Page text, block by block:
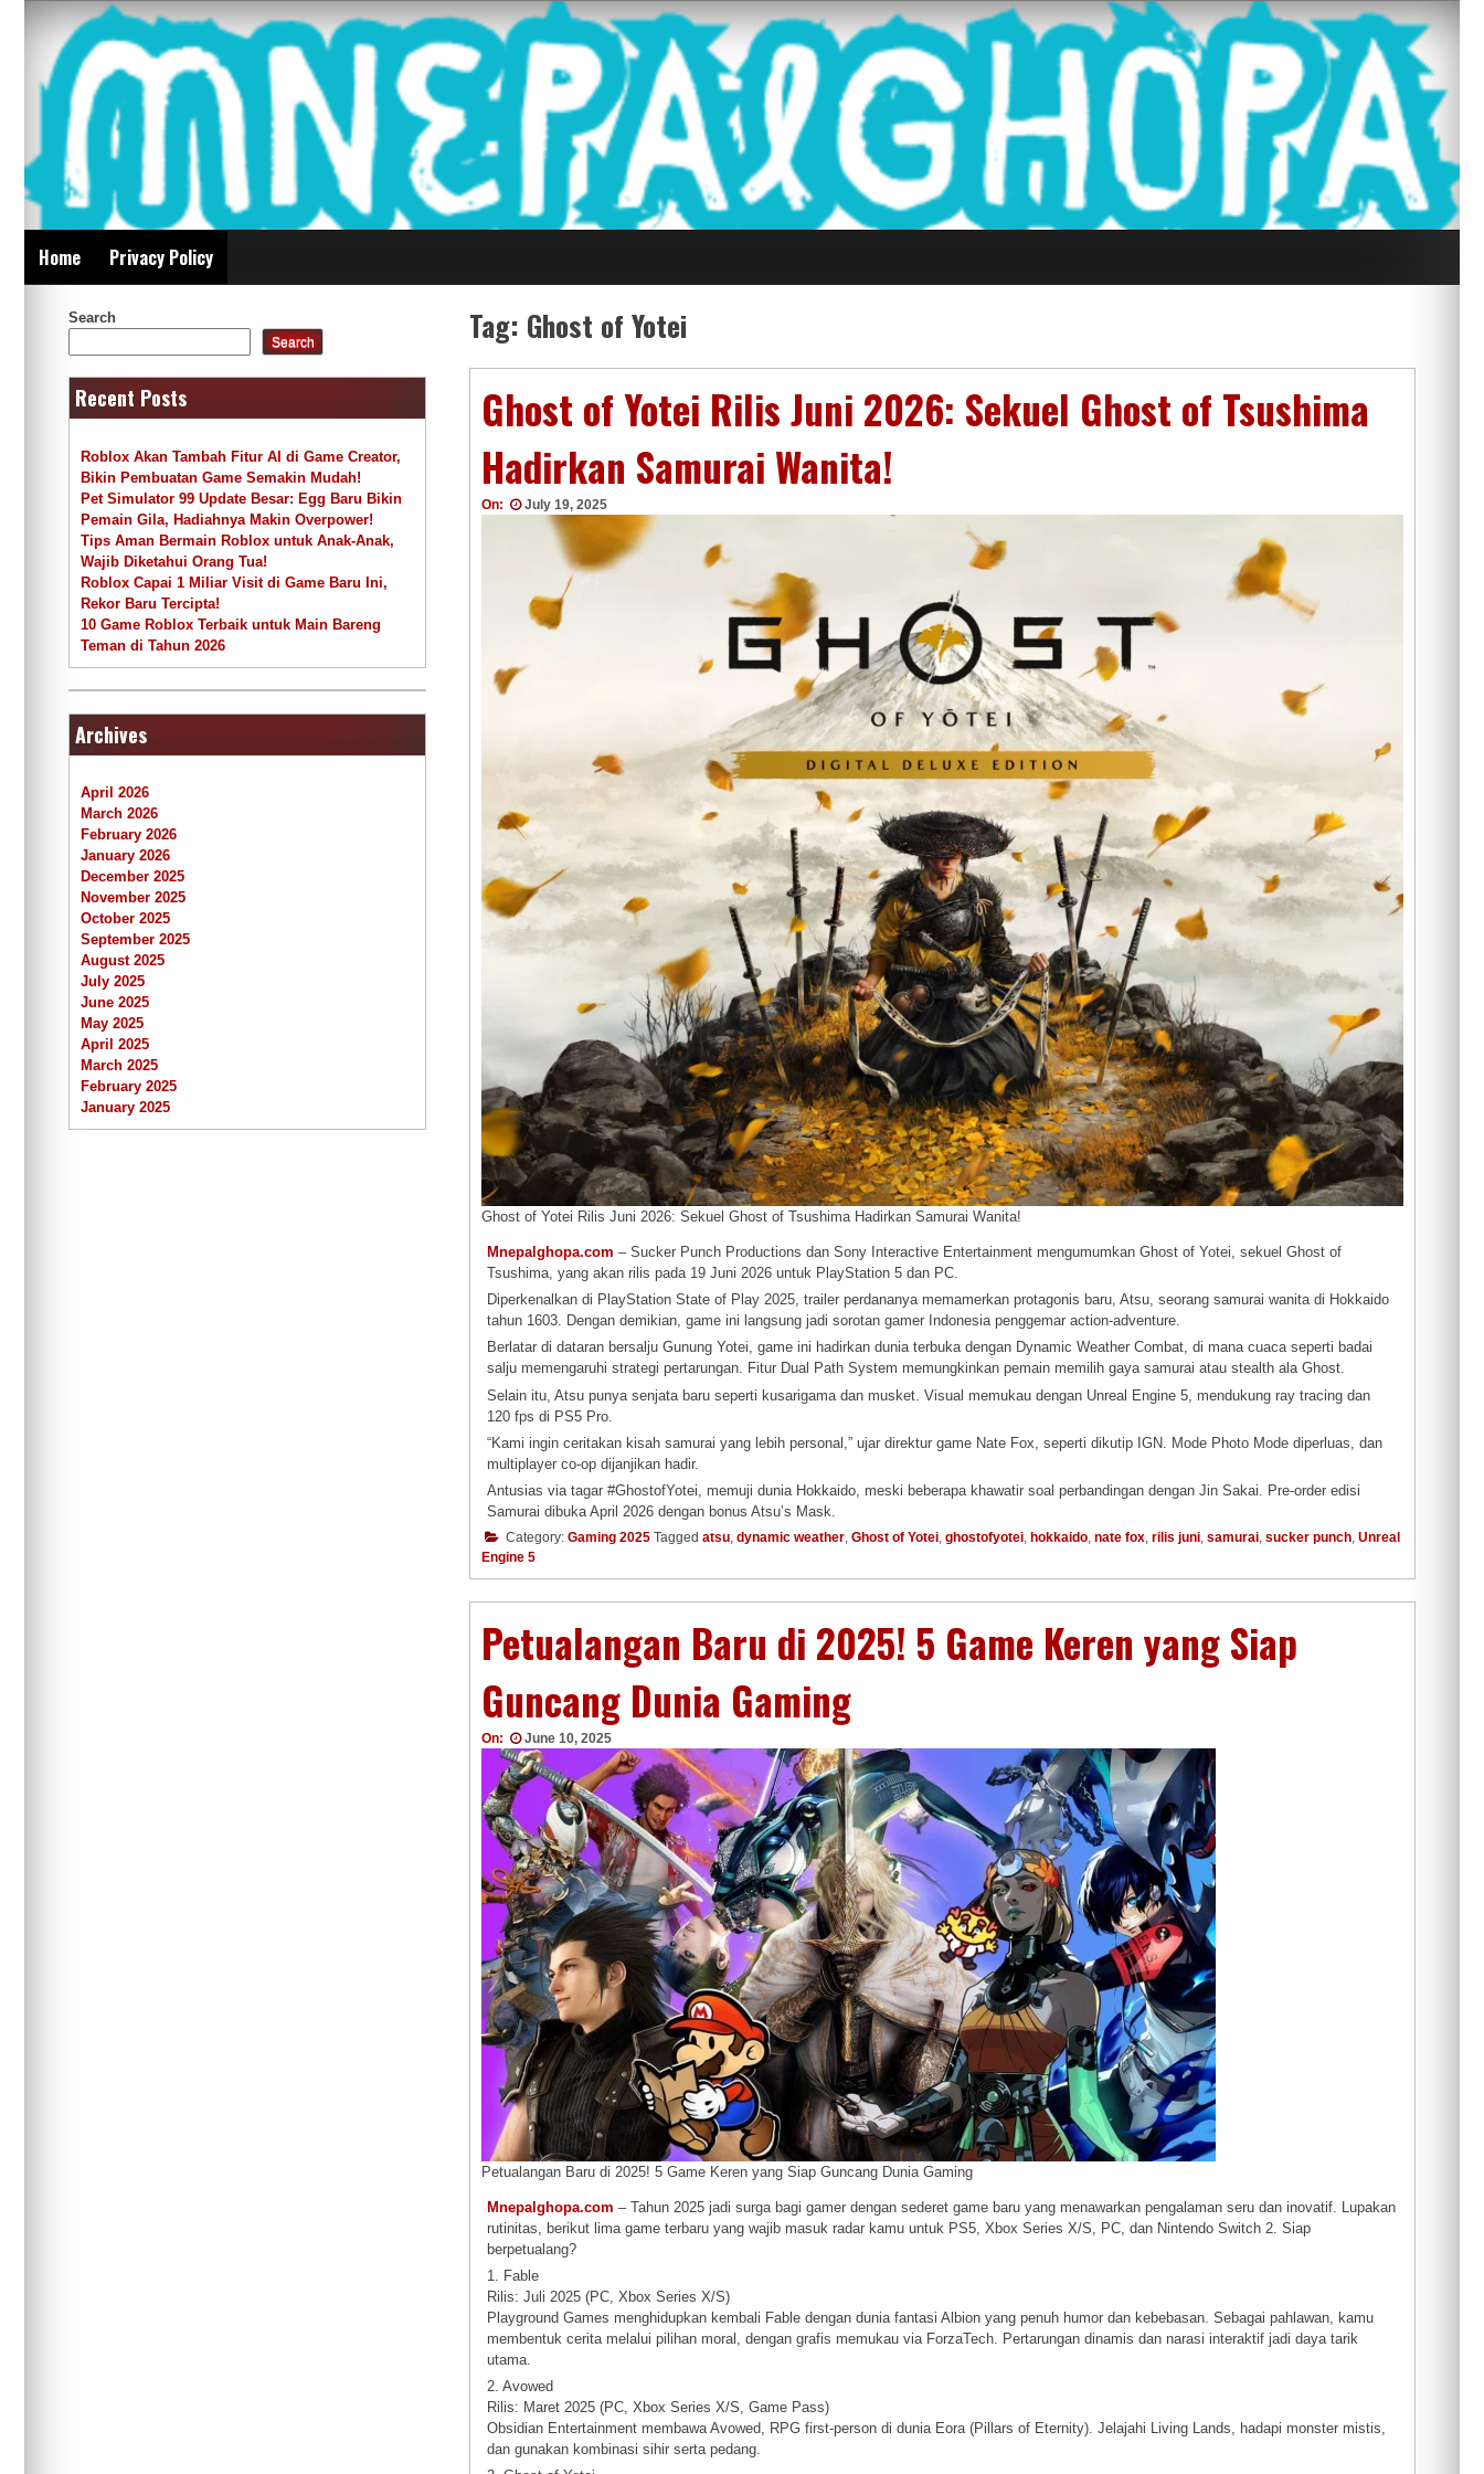
content
Mnepalghopa Review Game Terkini Paling Seluruh Di
Indonesia
Home Privacy Policy
Tag: Ghost of Yotei
Ghost of Yotei Rilis Juni 2026: Sekuel Ghost of Tsushima
Hadirkan Samurai Wanita!
On: July 19, 2025
Ghost of Yotei Rilis Juni 2026: Sekuel Ghost of Tsushima Hadirkan Samurai Wanita!
Mnepalghopa.com – Sucker Punch Productions dan Sony Interactive Entertainment mengumumkan Ghost of Yotei, sekuel Ghost of
Tsushima, yang akan rilis pada 19 Juni 2026 untuk PlayStation 5 dan PC.
Diperkenalkan di PlayStation State of Play 2025, trailer perdananya memamerkan protagonis baru, Atsu, seorang samurai wanita di Hokkaido
tahun 1603. Dengan demikian, game ini langsung jadi sorotan gamer Indonesia penggemar action-adventure.
Berlatar di dataran bersalju Gunung Yotei, game ini hadirkan dunia terbuka dengan Dynamic Weather Combat, di mana cuaca seperti badai
salju memengaruhi strategi pertarungan. Fitur Dual Path System memungkinkan pemain memilih gaya samurai atau stealth ala Ghost.
Selain itu, Atsu punya senjata baru seperti kusarigama dan musket. Visual memukau dengan Unreal Engine 5, mendukung ray tracing dan
120 fps di PS5 Pro.
“Kami ingin ceritakan kisah samurai yang lebih personal,” ujar direktur game Nate Fox, seperti dikutip IGN. Mode Photo Mode diperluas, dan
multiplayer co-op dijanjikan hadir.
Antusias via tagar #GhostofYotei, memuji dunia Hokkaido, meski beberapa khawatir soal perbandingan dengan Jin Sakai. Pre-order edisi
Samurai dibuka April 2026 dengan bonus Atsu’s Mask.
Category: Gaming 2025 Tagged atsu, dynamic weather, Ghost of Yotei, ghostofyotei, hokkaido, nate fox, rilis juni, samurai, sucker punch, Unreal
Engine 5
Petualangan Baru di 2025! 5 Game Keren yang Siap
Guncang Dunia Gaming
On: June 10, 2025
Petualangan Baru di 2025! 5 Game Keren yang Siap Guncang Dunia Gaming
Mnepalghopa.com – Tahun 2025 jadi surga bagi gamer dengan sederet game baru yang menawarkan pengalaman seru dan inovatif. Lupakan
rutinitas, berikut lima game terbaru yang wajib masuk radar kamu untuk PS5, Xbox Series X/S, PC, dan Nintendo Switch 2. Siap
berpetualang?
1. Fable
Rilis: Juli 2025 (PC, Xbox Series X/S)
Playground Games menghidupkan kembali Fable dengan dunia fantasi Albion yang penuh humor dan kebebasan. Sebagai pahlawan, kamu
membentuk cerita melalui pilihan moral, dengan grafis memukau via ForzaTech. Pertarungan dinamis dan narasi interaktif jadi daya tarik
utama.
2. Avowed
Rilis: Maret 2025 (PC, Xbox Series X/S, Game Pass)
Obsidian Entertainment membawa Avowed, RPG first-person di dunia Eora (Pillars of Eternity). Jelajahi Living Lands, hadapi monster mistis,
dan gunakan kombinasi sihir serta pedang.
Search
Search
Recent Posts
Roblox Akan Tambah Fitur AI di Game Creator,
Bikin Pembuatan Game Semakin Mudah!
Pet Simulator 99 Update Besar: Egg Baru Bikin
Pemain Gila, Hadiahnya Makin Overpower!
Tips Aman Bermain Roblox untuk Anak-Anak,
Wajib Diketahui Orang Tua!
Roblox Capai 1 Miliar Visit di Game Baru Ini,
Rekor Baru Tercipta!
10 Game Roblox Terbaik untuk Main Bareng
Teman di Tahun 2026
Archives
April 2026
March 2026
February 2026
January 2026
December 2025
November 2025
October 2025
September 2025
August 2025
July 2025
June 2025
May 2025
April 2025
March 2025
February 2025
January 2025